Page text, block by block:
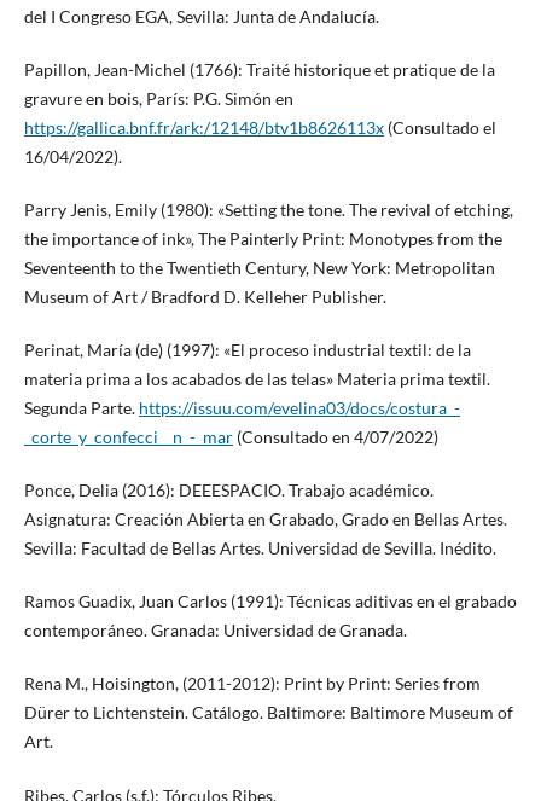
del I Congreso EGA, Sevilla: Junta de Andalucía.
Papillon, Jean-Michel (1766): Traité historique et pratique de la
gravure en bois, París: P.G. Simón en
https://gallica.bnf.fr/ark:/12148/btv1b8626113x(Consultado el
16/04/2022).
Parry Jenis, Emily (1980): «Setting the tone. The revival of etching,
the importance of ink», The Painterly Print: Monotypes from the
Seventeenth to the Twentieth Century, New York: Metropolitan
Museum of Art / Bradford D. Kelleher Publisher.
Perinat, María (de) (1997): «El proceso industrial textil: de la
materia prima a los acabados de las telas» Materia prima textil.
Segunda Parte. https://issuu.com/evelina03/docs/costura_-
_corte_y_confecci__n_-_mar(Consultado en 4/07/2022)
Ponce, Delia (2016): DEEESPACIO. Trabajo académico.
Asignatura: Creación Abierta en Grabado, Grado en Bellas Artes.
Sevilla: Facultad de Bellas Artes. Universidad de Sevilla. Inédito.
Ramos Guadix, Juan Carlos (1991): Técnicas aditivas en el grabado
contemporáneo. Granada: Universidad de Granada.
Rena M., Hoisington, (2011-2012): Print by Print: Series from
Dürer to Lichtenstein. Catálogo. Baltimore: Baltimore Museum of
Art.
Ribes, Carlos (s.f.): Tórculos Ribes,